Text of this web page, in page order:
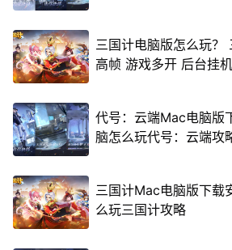
三国计电脑版怎么玩？
高帧 游戏多开 后台挂
代号：云端Mac电脑版
脑怎么玩代号：云端攻
三国计Mac电脑版下载
么玩三国计攻略